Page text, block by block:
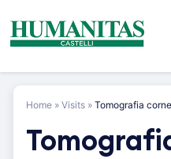
content
Home » Visits » Tomografia